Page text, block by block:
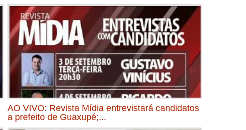
AO VIVO: Revista Mídia entrevistará candidatos
a prefeito de Guaxupé;...